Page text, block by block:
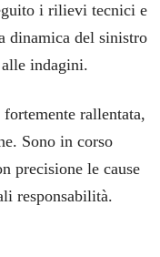
i rilievi tecnici e
dinamica del sinistro
indagini.
rallentata,
Sono in corso
precisione le cause
responsabilità.